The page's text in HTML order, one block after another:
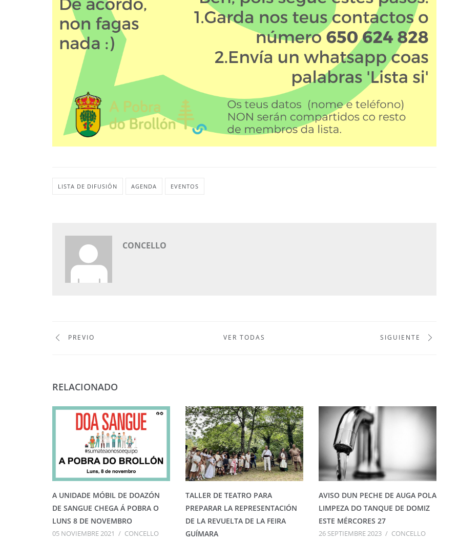
LISTA DE DIFUSIÓN AGENDA EVENTOS
CONCELLO
PREVIO VER TODAS SIGUIENTE
RELACIONADO
A UNIDADE MÓBIL DE DOAZÓN
DE SANGUE CHEGA Á POBRA O
LUNS 8 DE NOVEMBRO
05 NOVIEMBRE 2021 / CONCELLO
TALLER DE TEATRO PARA
PREPARAR LA REPRESENTACIÓN
DE LA REVUELTA DE LA FEIRA
GUÍMARA
AVISO DUN PECHE DE AUGA POLA
LIMPEZA DO TANQUE DE DOMIZ
ESTE MÉRCORES 27
26 SEPTIEMBRE 2023 / CONCELLO